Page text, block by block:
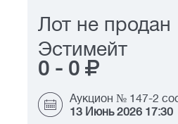
Лот не продан
Эстимейт
0 - 0
Аукцион № 147-2
13 Июнь 2026 17:30